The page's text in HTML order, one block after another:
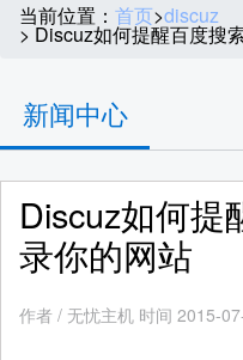
当前位置： 首页>discuz
> Discuz如何提醒百度搜
新闻中心
Discuz如何提
录你的网站
作者 / 无忧主机 时间 2015-